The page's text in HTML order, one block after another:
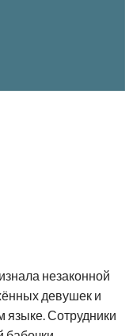
незаконной
девушек и
языке. Сотрудники